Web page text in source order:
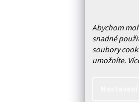
Abychom
snadné
soubory
umožníte.
Služby